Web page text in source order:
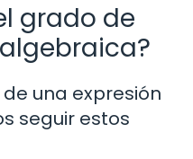
grado de
una expresión
seguir estos